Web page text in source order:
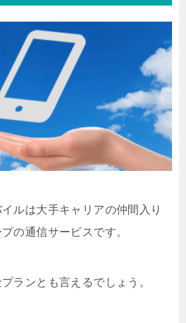
ルは大手キャリアの仲間入り
の通信サービスです。
ランとも言えるでしょう。